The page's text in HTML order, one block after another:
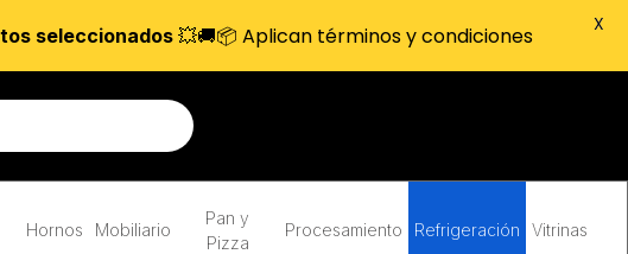
Hornos Mobiliario
Pan y
Pizza
Procesamiento Refrigeración Vitrinas
seleccionados💥🚚📦 Aplican términos y condiciones X